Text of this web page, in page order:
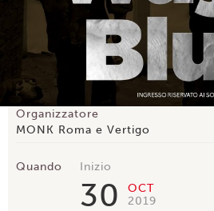
Organizzatore
MONK Roma e Vertigo
Quando Inizio
30
OCT
2019